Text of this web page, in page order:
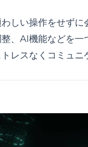
しい操作をせず
、AI機能などを
レスなくコミュ